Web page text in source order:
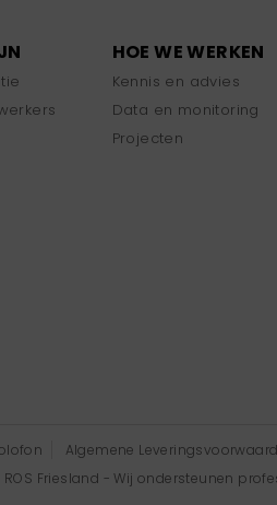
HOE WE WERKEN
Kennis en advies
Data en monitoring
Projecten
Algemene
Friesland - Wij ondersteunen